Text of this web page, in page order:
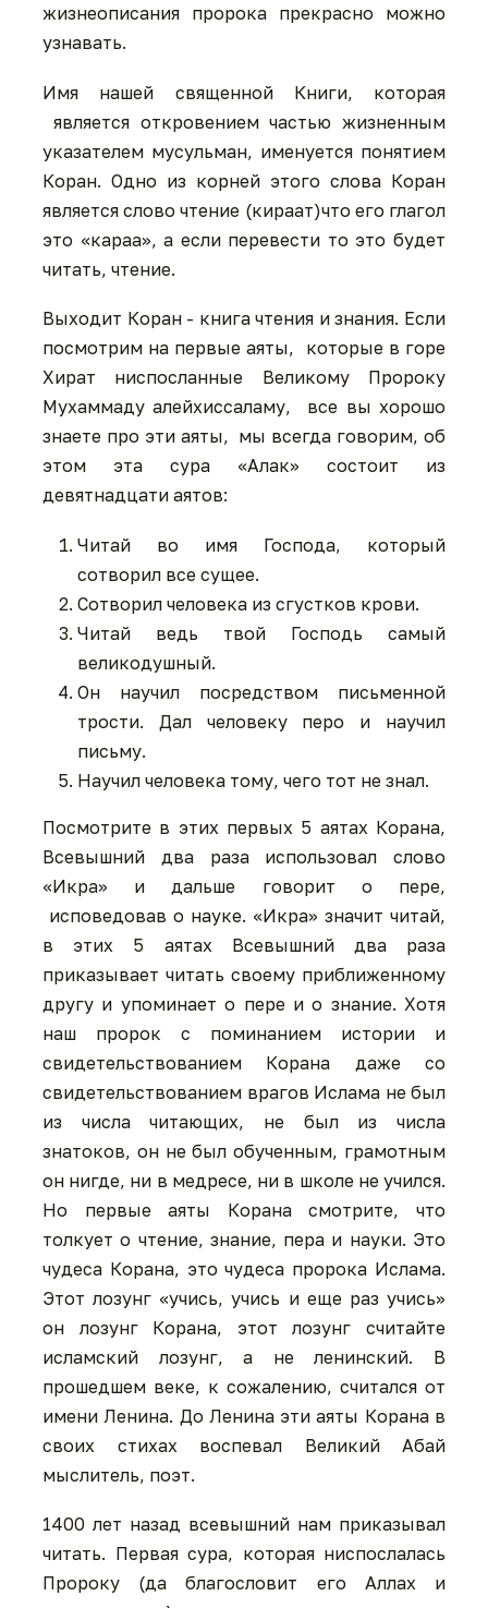
жизнеописания пророка прекрасно можно
узнавать.
Имя нашей священной Книги, которая
является откровением частью жизненным
указателем мусульман, именуется понятием
Коран. Одно из корней этого слова Коран
является слово чтение (кираат)что его глагол
это «караа», а если перевести то это будет
читать, чтение.
Выходит Коран - книга чтения и знания. Если
посмотрим на первые аяты, которые в горе
Хират ниспосланные Великому Пророку
Мухаммаду алейхиссаламу, все вы хорошо
знаете про эти аяты, мы всегда говорим, об
этом эта сура «Алак» состоит из
девятнадцати аятов:
Читай во имя Господа, который
сотворил все сущее.
Сотворил человека из сгустков крови.
Читай ведь твой Господь самый
великодушный.
Он научил посредством письменной
трости. Дал человеку перо и научил
письму.
Научил человека тому, чего тот не знал.
Посмотрите в этих первых 5 аятах Корана,
Всевышний два раза использовал слово
«Икра» и дальше говорит о пере,
исповедовав о науке. «Икра» значит читай,
в этих 5 аятах Всевышний два раза
приказывает читать своему приближенному
другу и упоминает о пере и о знание. Хотя
наш пророк с поминанием истории и
свидетельствованием Корана даже со
свидетельствованием врагов Ислама не был
из числа читающих, не был из числа
знатоков, он не был обученным, грамотным
он нигде, ни в медресе, ни в школе не учился.
Но первые аяты Корана смотрите, что
толкует о чтение, знание, пера и науки. Это
чудеса Корана, это чудеса пророка Ислама.
Этот лозунг «учись, учись и еще раз учись»
он лозунг Корана, этот лозунг считайте
исламский лозунг, а не ленинский. В
прошедшем веке, к сожалению, считался от
имени Ленина. До Ленина эти аяты Корана в
своих стихах воспевал Великий Абай
мыслитель, поэт.
1400 лет назад всевышний нам приказывал
читать. Первая сура, которая ниспослалась
Пророку (да благословит его Аллах и